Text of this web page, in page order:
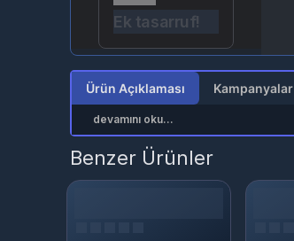
Ek tasarruf!
Ürün Açıklaması Kampanyalar
devamını oku...
Benzer Ürünler